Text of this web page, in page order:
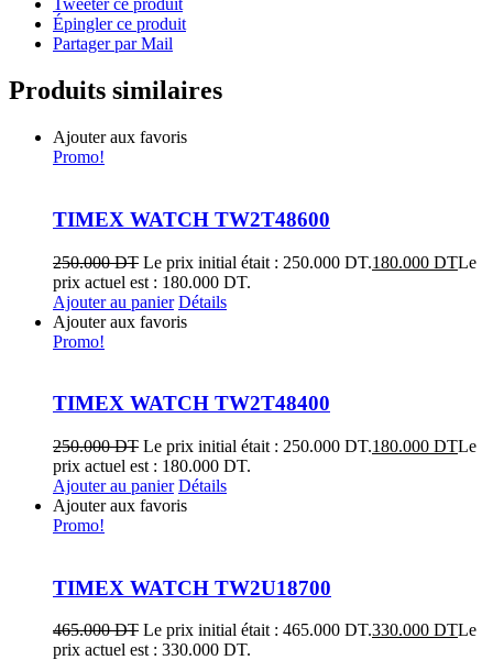
Tweeter ce produit
Épingler ce produit
Partager par Mail
Produits similaires
Ajouter aux favoris
Promo!
TIMEX WATCH TW2T48600
250.000DT Le prix initial était : 250.000 DT.180.000 DTLe
prix actuel est : 180.000 DT.
Ajouter au panier Détails
Ajouter aux favoris
Promo!
TIMEX WATCH TW2T48400
250.000DT Le prix initial était : 250.000 DT.180.000 DTLe
prix actuel est : 180.000 DT.
Ajouter au panier Détails
Ajouter aux favoris
Promo!
TIMEX WATCH TW2U18700
465.000DT Le prix initial était : 465.000 DT.330.000 DTLe
prix actuel est : 330.000 DT.